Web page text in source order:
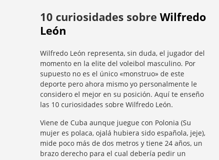
10 curiosidades sobreWilfredo
León
Wilfredo León representa, sin duda, el jugador del
momento en la elite del voleibol masculino. Por
supuesto no es el único «monstruo» de este
deporte pero ahora mismo yo personalmente le
considero el mejor en su posición. Aquí te enseño
las 10 curiosidades sobre Wilfredo León.
Viene de Cuba aunque juegue con Polonia (Su
mujer es polaca, ojalá hubiera sido española, jeje),
mide poco más de dos metros y tiene 24 años, un
brazo derecho para el cual debería pedir un